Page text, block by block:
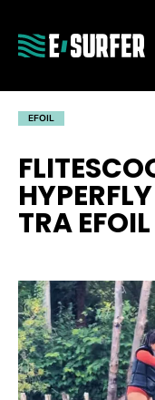
EFOIL
TRA